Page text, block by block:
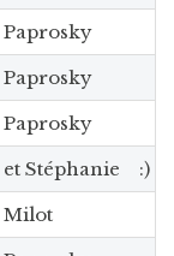
Paprosky
Paprosky
Paprosky
et Stéphanie
:)
Milot